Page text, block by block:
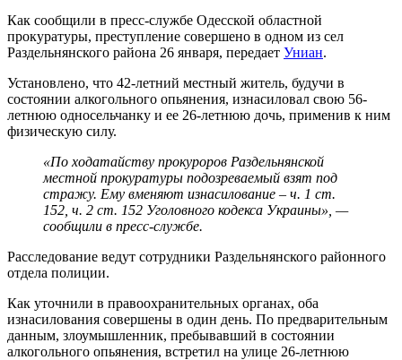
Как сообщили в пресс-службе Одесской областной
прокуратуры, преступление совершено в одном из сел
Раздельнянского района 26 января, передает Униан.
Установлено, что 42-летний местный житель, будучи в
состоянии алкогольного опьянения, изнасиловал свою 56-
летнюю односельчанку и ее 26-летнюю дочь, применив к ним
физическую силу.
«По ходатайству прокуроров Раздельнянской
местной прокуратуры подозреваемый взят под
стражу. Ему вменяют изнасилование – ч. 1 ст.
152, ч. 2 ст. 152 Уголовного кодекса Украины», —
сообщили в пресс-службе.
Расследование ведут сотрудники Раздельнянского районного
отдела полиции.
Как уточнили в правоохранительных органах, оба
изнасилования совершены в один день. По предварительным
данным, злоумышленник, пребывавший в состоянии
алкогольного опьянения, встретил на улице 26-летнюю